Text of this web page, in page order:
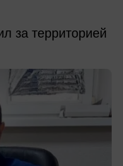
за территорией